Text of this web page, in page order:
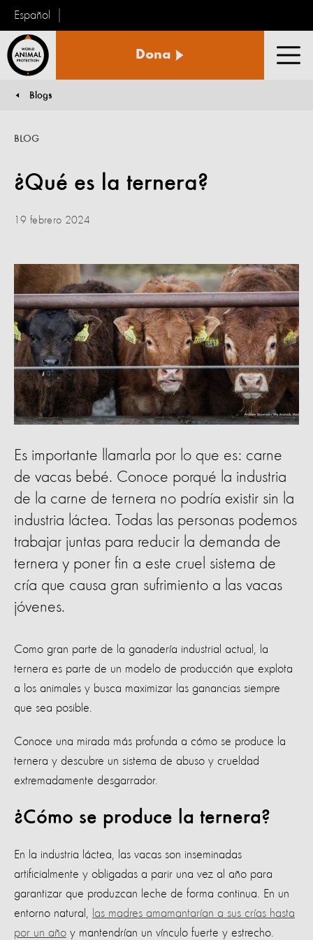
Español
Animal
Dona
You are here:
Blogs
¿Qué es la ternera?
BLOG
19 febrero 2024
Es importante llamarla por lo que es: carne
de vacas bebé. Conoce porqué la industria
de la carne de ternera no podría existir sin la
industria láctea. Todas las personas podemos
trabajar juntas para reducir la demanda de
ternera y poner fin a este cruel sistema de
cría que causa gran sufrimiento a las vacas
jóvenes.
Como gran parte de la ganadería industrial actual, la
ternera es parte de un modelo de producción que explota
a los animales y busca maximizar las ganancias siempre
que sea posible.
Conoce una mirada más profunda a cómo se produce la
ternera y descubre un sistema de abuso y crueldad
extremadamente desgarrador.
¿Cómo se produce la ternera?
En la industria láctea, las vacas son inseminadas
artificialmente y obligadas a parir una vez al año para
garantizar que produzcan leche de forma continua. En un
entorno natural,
las madres amamantarían a sus crías hasta
por un año y mantendrían un vínculo fuerte y estrecho.